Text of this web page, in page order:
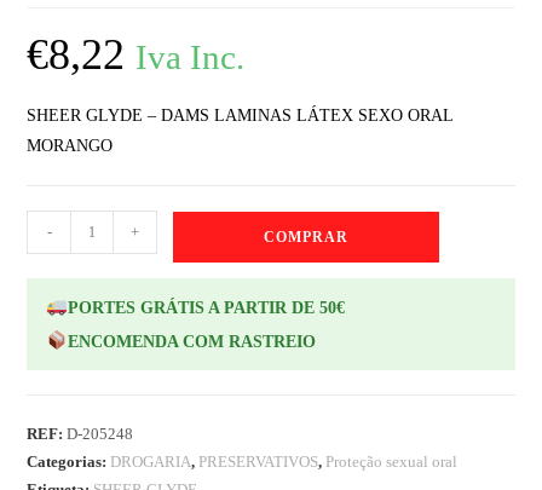
€8,22 Iva Inc.
SHEER GLYDE – DAMS LAMINAS LÁTEX SEXO ORAL
MORANGO
- + COMPRAR
PORTES GRÁTIS A PARTIR DE 50€
ENCOMENDA COM RASTREIO
REF:D-205248
Categorias: DROGARIA, PRESERVATIVOS, Proteção sexual oral